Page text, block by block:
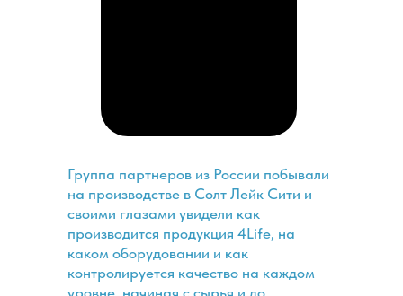
Группа партнеров из России побывали
на производстве в Солт Лейк Сити и
своими глазами увидели как
производится продукция 4Life, на
каком оборудовании и как
контролируется качество на каждом
уровне, начиная с сырья и до